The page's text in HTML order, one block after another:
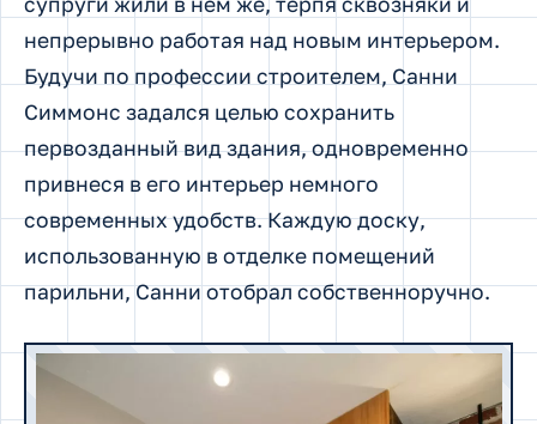
непрерывно работая над новым интерьером.
Будучи по профессии строителем, Санни
Симмонс задался целью сохранить
первозданный вид здания, одновременно
привнеся в его интерьер немного
современных удобств. Каждую доску,
использованную в отделке помещений
парильни, Санни отобрал собственноручно.